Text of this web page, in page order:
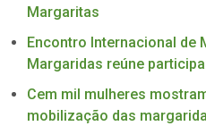
Margaritas
Encontro Internacional de
Margaridas reúne
Cem mil mulheres
mobilização das